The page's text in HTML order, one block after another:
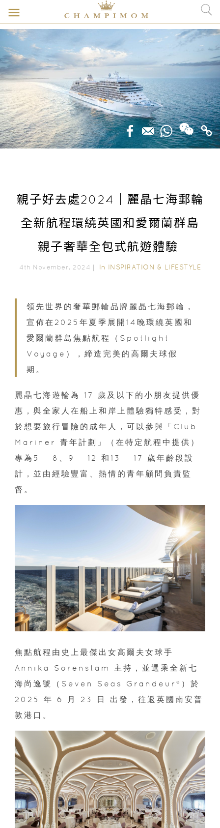
親子好去處2024｜麗晶七海郵輪
全新航程環繞英國和愛爾蘭群島
親子奢華全包式航遊體驗
4th November, 2024｜ In INSPIRATION & LIFESTYLE
領先世界的奢華郵輪品牌麗晶七海郵輪，
宣佈在2025年夏季展開14晚環繞英國和
愛爾蘭群島焦點航程（Spotlight
Voyage），締造完美的高爾夫球假
期。
麗晶七海遊輪為 17 歲及以下的小朋友提供優
惠，與全家人在船上和岸上體驗獨特感受，對
於想要旅行冒險的成年人，可以參與「Club
Mariner 青年計劃」（在特定航程中提供）
專為5 - 8、9 - 12 和13 - 17 歲年齡段設
計，並由經驗豐富、熱情的青年顧問負責監
督。
焦點航程由史上最傑出女高爾夫女球手
Annika Sörenstam 主持，並選乘全新七
海尚逸號（Seven Seas Grandeur®）於
2025 年 6 月 23 日 出發，往返英國南安普
敦港口。